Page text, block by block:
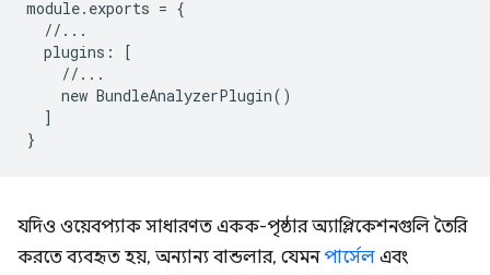
module. exports = {
//...
plugins :
[
//...
new BundleAnalyzerPlugin()
]
}
যদিও ওয়েবপ্যাক সাধারণত একক-পৃষ্ঠার অ্যাপ্লিকেশনগুলি তৈরি
করতে ব্যবহৃত হয়, অন্যান্য বান্ডলার, যেমনপার্সেল এবং